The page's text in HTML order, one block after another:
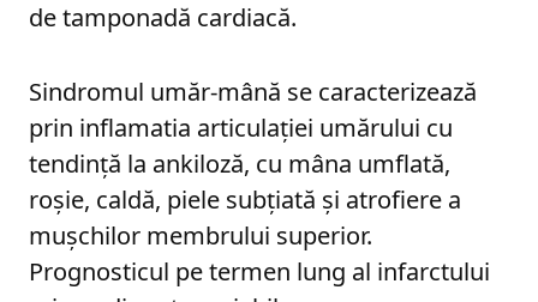
de tamponadă cardiacă.
Sindromul umăr-mână se caracterizează
prin inflamatia articulaţiei umărului cu
tendinţă la ankiloză, cu mâna umflată,
roşie, caldă, piele subţiată şi atrofiere a
muşchilor membrului superior.
Prognosticul pe termen lung al infarctului